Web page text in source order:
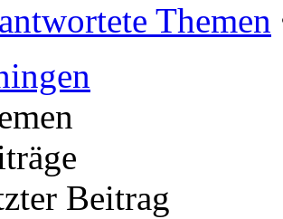
Themen
Beitrag